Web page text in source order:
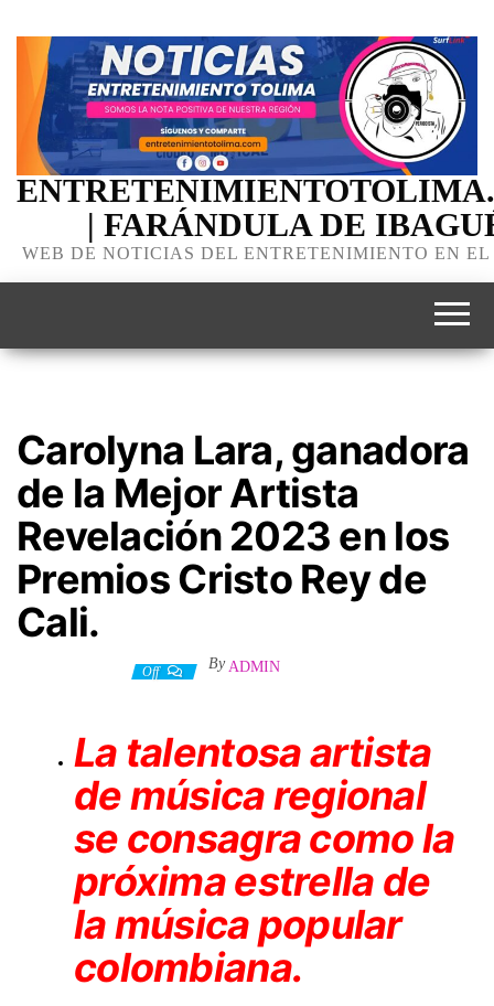
| FARÁNDULA DE
WEB DE NOTICIAS DEL ENTRETENIMIENTO EN
Carolyna Lara, ganadora
de la Mejor Artista
Revelación 2023 en los
Premios Cristo Rey de
Cali.
Off By ADMIN
La talentosa artista
de música regional
se consagra como la
próxima estrella de
la música popular
colombiana.